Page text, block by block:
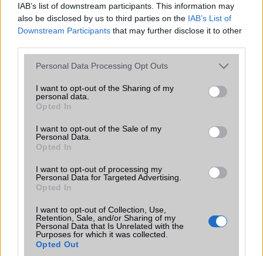
IAB’s list of downstream participants. This information may
also be disclosed by us to third parties on the IAB’s List of
Downstream Participants that may further disclose it to other
Please note that this website/app uses one or more Google
not limited to your visit or usage behaviour. You may click to
grant or deny consent to Google and its third-party tags to
use your data for below specified purposes in below Google
consent section.
Personal Data Processing Opt Outs
I want to opt-out of the Sharing of my
personal data.
Opted In
I want to opt-out of the Sale of my
Personal Data.
Opted In
I want to opt-out of processing my
Personal Data for Targeted Advertising.
Opted In
I want to opt-out of Collection, Use,
Retention, Sale, and/or Sharing of my
Personal Data that Is Unrelated with the
Purposes for which it was collected.
Opted Out
mitya
2007-7-26 7:18:58 PM
de azert egy sztereo bluetoothot kihagytak ami ma mar alap..
2007-9-21 1:31:43 PM
Király!Ráadásul DivX-képes is!
joshua7
2007-10-9 9:12:26 PM
Van már teszje a gsmarena-n.